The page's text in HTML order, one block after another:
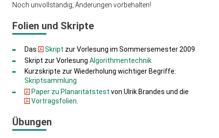
Noch unvollständig, Änderungen vorbehalten!
Folien und Skripte
Das Skript zur Vorlesung im Sommersemester 2009
Skript zur Vorlesung Algorithmentechnik
Kurzskripte zur Wiederholung wichtiger Begriffe:
Skriptsammlung
Paper zu Planaritätstest von Ulrik Brandes und die
Vortragsfolien
Übungen